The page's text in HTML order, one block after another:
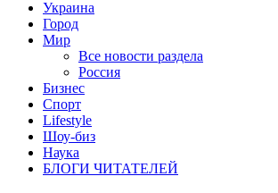
Украина
Город
Мир
Все новости раздела
Россия
Бизнес
Спорт
Lifestyle
Шоу-биз
Наука
БЛОГИ ЧИТАТЕЛЕЙ